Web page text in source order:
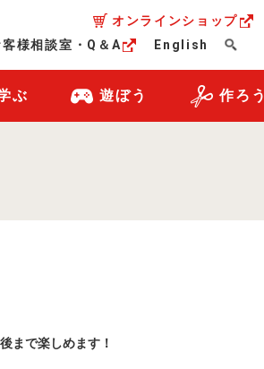
オンラインショップ
客様相談室・Q＆A English
ぶ 遊ぼう 作ろう
まで楽しめます！